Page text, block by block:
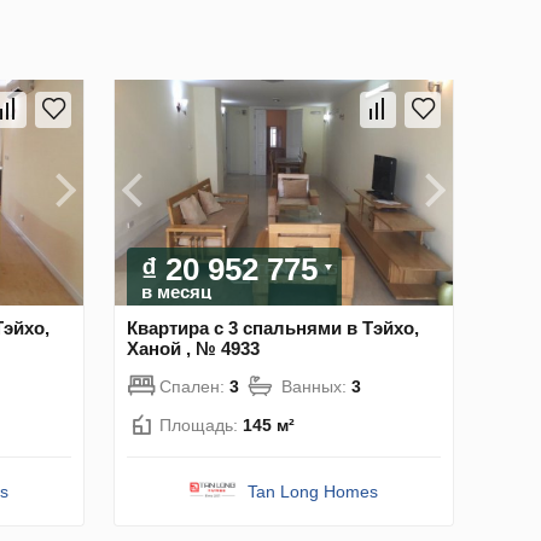
₫ 20 952 775
в месяц
Квартира с 3 спальнями в Тэйхо,
Ханой , № 4933
Спален: 3 Ванных: 3
Площадь: 145 м²
Tan Long Homes